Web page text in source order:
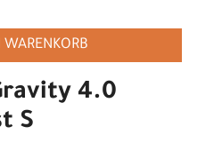
4.0
S